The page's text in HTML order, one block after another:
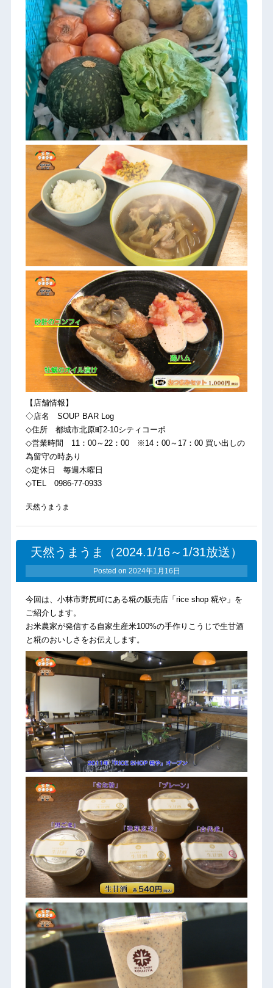
【店舗情報】
◇店名 SOUP BAR Log
◇住所 都城市北原町2-10シティコーポ
◇営業時間 11：00～22：00 ※14：00～17：00 買い出しの
為留守の時あり
◇定休日 毎週木曜日
◇TEL 0986-77-0933
天然うまうま
天然うまうま（2024.1/16～1/31放送）
Posted on 2024年1月16日
今回は、小林市野尻町にある糀の販売店「rice shop 糀や」を
ご紹介します。
お米農家が発信する自家生産米100%の手作りこうじで生甘酒
と糀のおいしさをお伝えします。